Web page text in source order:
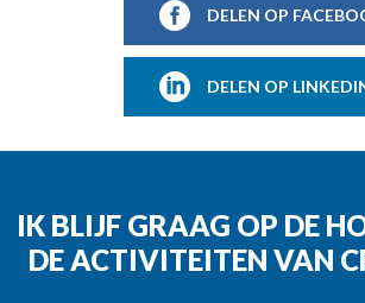
DELEN OP
DELEN OP
IK BLIJF GRAAG OP DE
DE ACTIVITEITEN VAN